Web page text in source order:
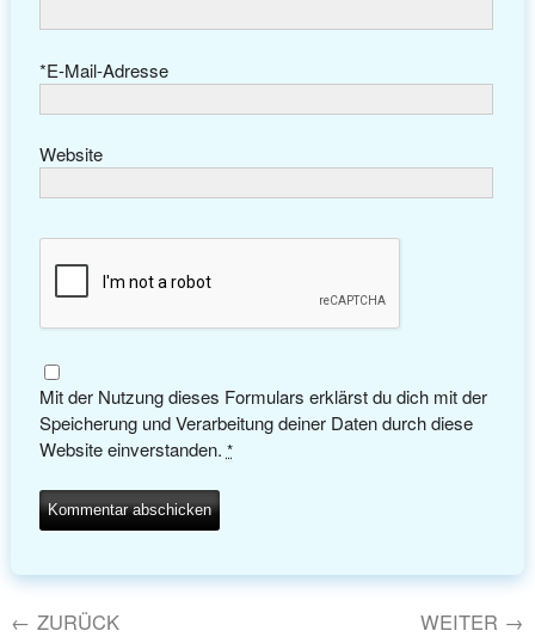
E-Mail-Adresse
*
Website
Mit der Nutzung dieses Formulars erklärst du dich mit der
Speicherung und Verarbeitung deiner Daten durch diese
Website einverstanden. *
← ZURÜCK WEITER →